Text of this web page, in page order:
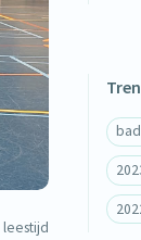
leestijd